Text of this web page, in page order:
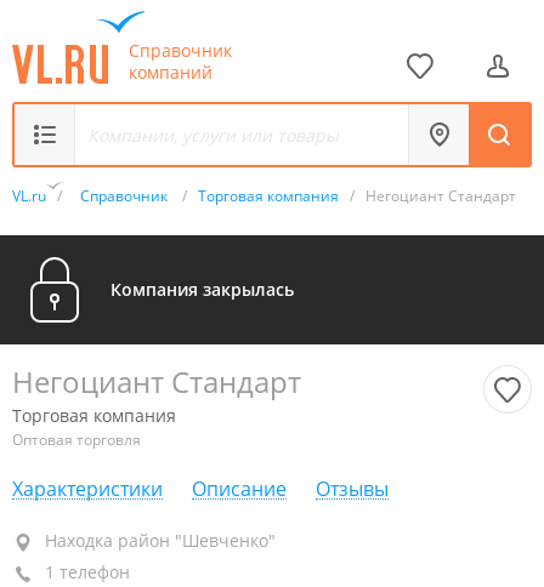
Справочник
компаний
VL.ru / Справочник / Торговая компания / Негоциант Стандарт
Компания закрылась
Негоциант Стандарт
Торговая компания
Оптовая торговля
Характеристики Описание Отзывы
Находка, район "Шевченко", пр-т Северный, 45А
+7 (4236) 75-02-99
Находка район "Шевченко"
1 телефон